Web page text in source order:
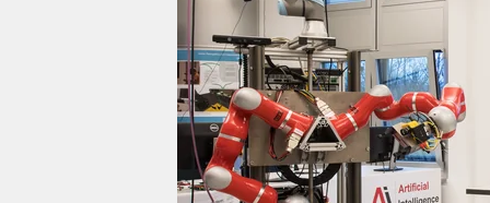
nord
wahrheit
verlag
verlag